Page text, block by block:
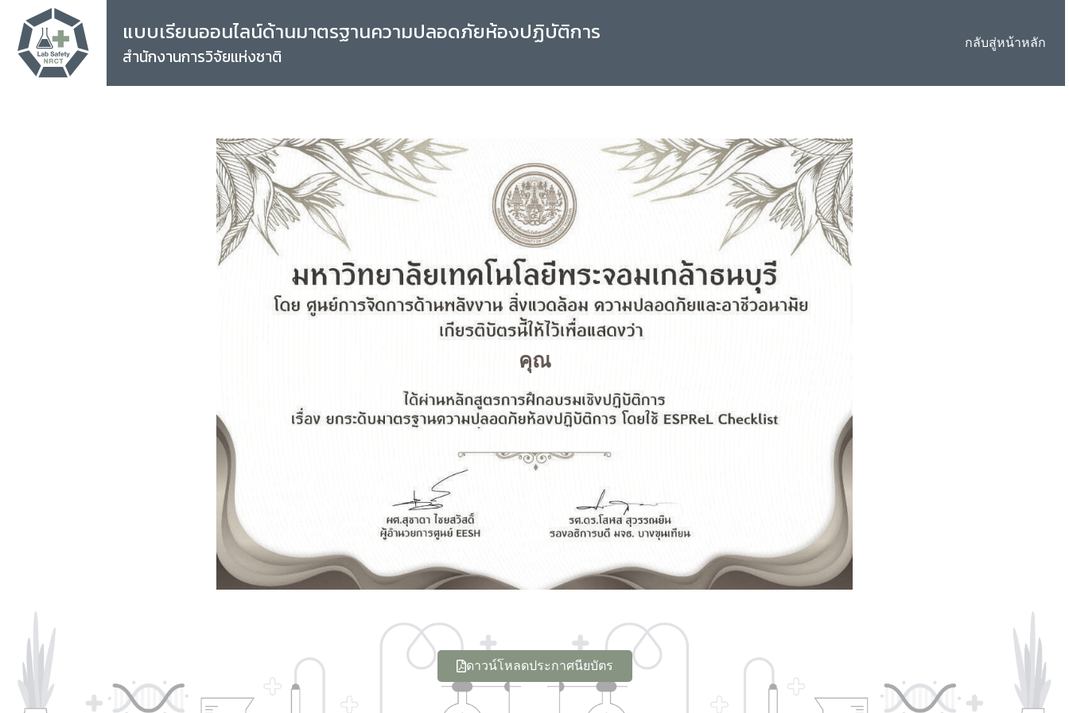
แบบเรียนออนไลน์ด้านมาตรฐานความปลอดภัยห้องปฏิบัติการ
สำนักงานการวิจัยแห่งชาติ
กลับสู่หน้าหลัก
คุณ
ดาวน์โหลดประกาศนียบัตร